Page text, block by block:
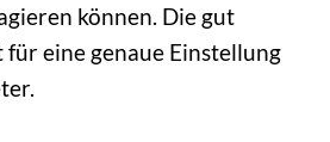
können. Die gut
für eine genaue Einstellung